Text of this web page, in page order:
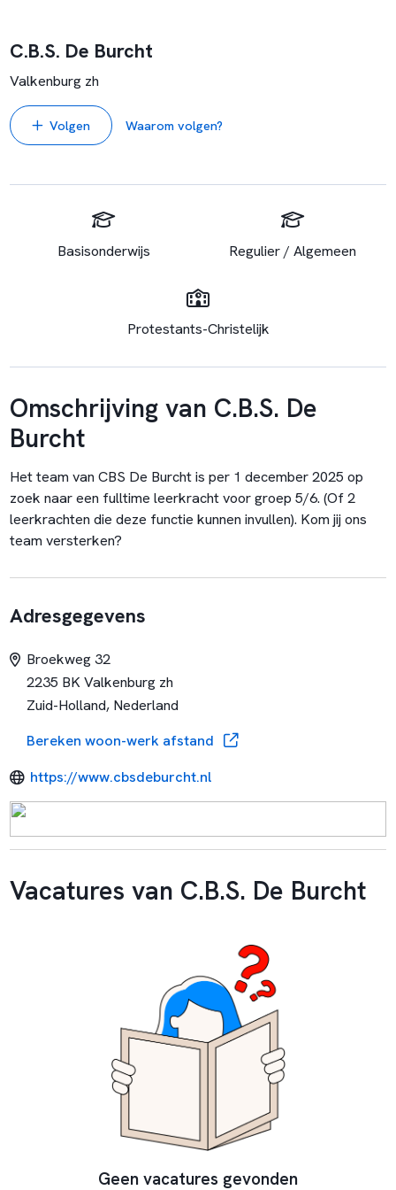
C.B.S. De Burcht
Valkenburg zh
Volgen Waarom volgen?
Basisonderwijs Regulier / Algemeen
Protestants-Christelijk
Omschrijving van C.B.S. De
Burcht
Het team van CBS De Burcht is per 1 december 2025 op
zoek naar een fulltime leerkracht voor groep 5/6. (Of 2
leerkrachten die deze functie kunnen invullen). Kom jij ons
team versterken?
Adresgegevens
Broekweg 32
2235 BK Valkenburg zh
Zuid-Holland, Nederland
Bereken woon-werk afstand
https://www.cbsdeburcht.nl
Vacatures van C.B.S. De Burcht
Geen vacatures gevonden